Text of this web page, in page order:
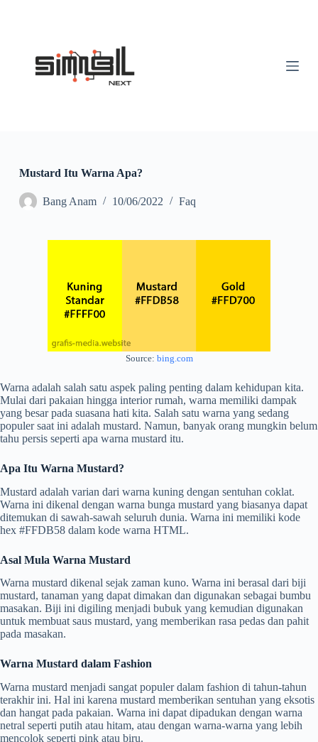
Mustard Itu Warna Apa?
Bang Anam 10/06/2022 Faq
Source: bing.com
Warna adalah salah satu aspek paling penting dalam kehidupan kita.
Mulai dari pakaian hingga interior rumah, warna memiliki dampak
yang besar pada suasana hati kita. Salah satu warna yang sedang
populer saat ini adalah mustard. Namun, banyak orang mungkin belum
tahu persis seperti apa warna mustard itu.
Apa Itu Warna Mustard?
Mustard adalah varian dari warna kuning dengan sentuhan coklat.
Warna ini dikenal dengan warna bunga mustard yang biasanya dapat
ditemukan di sawah-sawah seluruh dunia. Warna ini memiliki kode
hex #FFDB58 dalam kode warna HTML.
Asal Mula Warna Mustard
Warna mustard dikenal sejak zaman kuno. Warna ini berasal dari biji
mustard, tanaman yang dapat dimakan dan digunakan sebagai bumbu
masakan. Biji ini digiling menjadi bubuk yang kemudian digunakan
untuk membuat saus mustard, yang memberikan rasa pedas dan pahit
pada masakan.
Warna Mustard dalam Fashion
Warna mustard menjadi sangat populer dalam fashion di tahun-tahun
terakhir ini. Hal ini karena mustard memberikan sentuhan yang eksotis
dan hangat pada pakaian. Warna ini dapat dipadukan dengan warna
netral seperti putih atau hitam, atau dengan warna-warna yang lebih
mencolok seperti pink atau biru.